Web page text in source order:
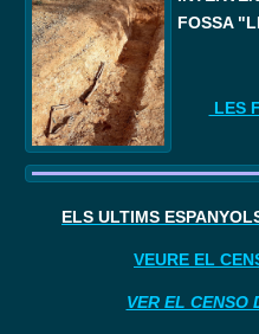
FOSSA
LES
ELS ÚLTIMS
VEURE EL
VER EL CENSO